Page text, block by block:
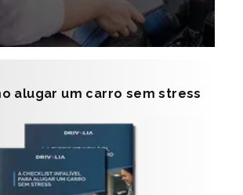
alugar um carro sem stress